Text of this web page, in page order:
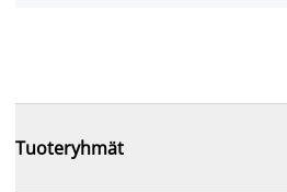
Tuoteryhmät